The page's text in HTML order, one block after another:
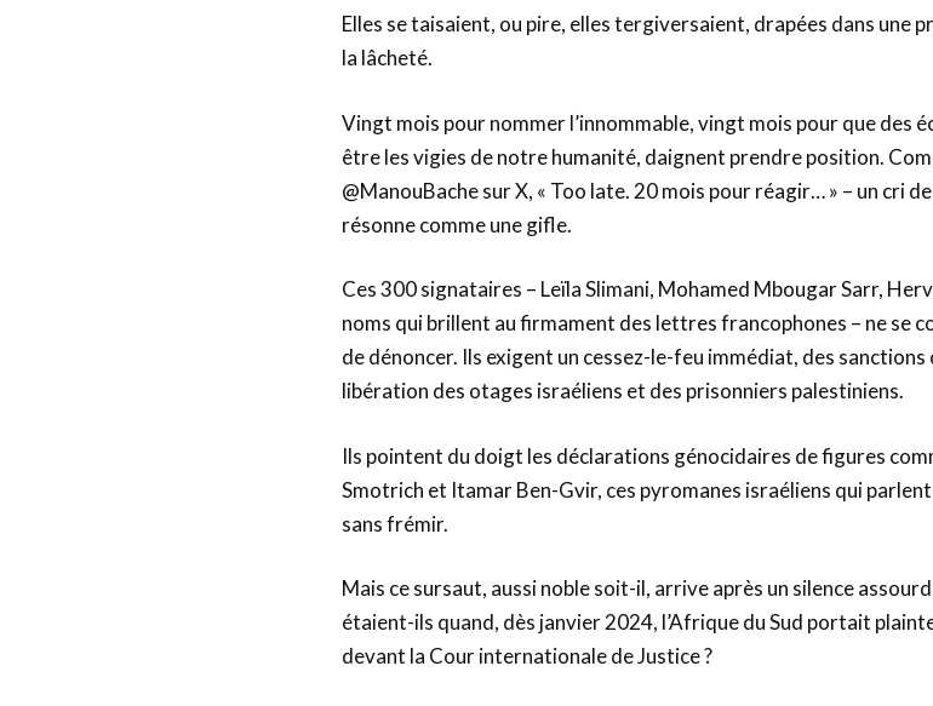
Elles se taisaient, ou pire, elles tergiversaient, drapées dans une
la lâcheté.
Vingt mois pour nommer l’innommable, vingt mois pour que des
être les vigies de notre humanité, daignent prendre position.
@ManouBache sur X, « Too late. 20 mois pour réagir… » – un cri
résonne comme une gifle.
Ces 300 signataires – Leïla Slimani, Mohamed Mbougar Sarr,
noms qui brillent au firmament des lettres francophones – ne se
de dénoncer. Ils exigent un cessez-le-feu immédiat, des
libération des otages israéliens et des prisonniers palestiniens.
Ils pointent du doigt les déclarations génocidaires de figures
Smotrich et Itamar Ben-Gvir, ces pyromanes israéliens qui
sans frémir.
Mais ce sursaut, aussi noble soit-il, arrive après un silence
étaient-ils quand, dès janvier 2024, l’Afrique du Sud portait
devant la Cour internationale de Justice ?